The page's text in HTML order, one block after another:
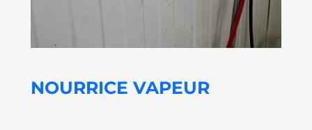
NOURRICE VAPEUR